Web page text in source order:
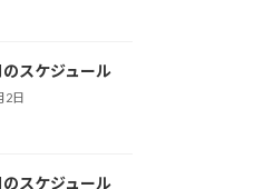
スケジュール
2日
スケジュール